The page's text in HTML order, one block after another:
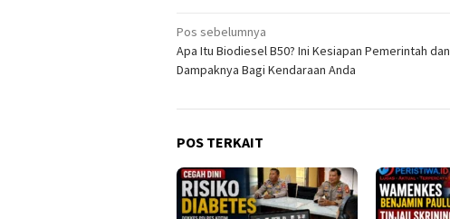
Navigasi
pos
Pos sebelumnya
Apa Itu Biodiesel B50? Ini Kesiapan Pemerintah dan
Dampaknya Bagi Kendaraan Anda
POS TERKAIT